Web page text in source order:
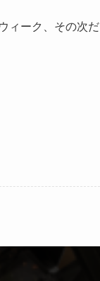
ィーク、その次だ